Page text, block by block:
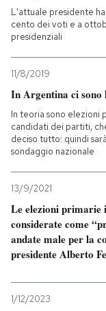
L'attuale presidente
cento dei voti e a
presidenziali
11/8/2019
In Argentina ci sono
In teoria sono elezioni
candidati dei partiti,
deciso tutto: quindi
sondaggio nazionale
13/9/2021
Le elezioni primarie
considerate come
andate male per la
presidente Alberto
1/12/2023